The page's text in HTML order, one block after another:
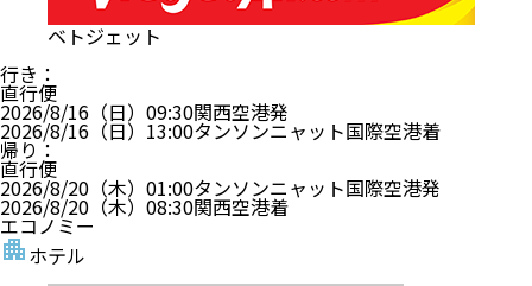
ベトジェット
行き ：
直行便
2026/8/16（日） 09:30関西空港発
2026/8/16（日） 13:00タンソンニャット国際空港着
帰り ：
直行便
2026/8/20（木） 01:00タンソンニャット国際空港発
2026/8/20（木） 08:30関西空港着
エコノミー
ホテル